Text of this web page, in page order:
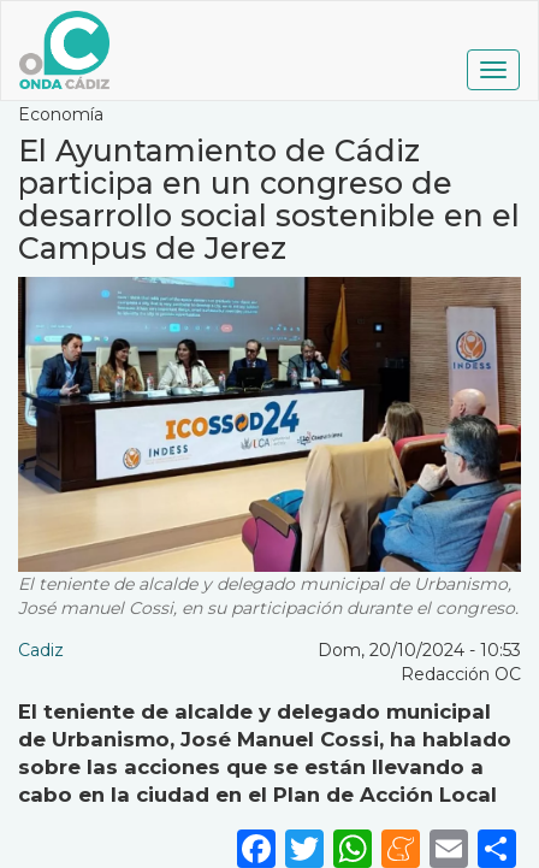
contenido
principal
Economía
El Ayuntamiento de Cádiz
participa en un congreso de
desarrollo social sostenible en el
Campus de Jerez
El teniente de alcalde y delegado municipal de Urbanismo,
José manuel Cossi, en su participación durante el congreso.
Cadiz
Dom, 20/10/2024 - 10:53
Redacción OC
El teniente de alcalde y delegado municipal
de Urbanismo, José Manuel Cossi, ha hablado
sobre las acciones que se están llevando a
cabo en la ciudad en el Plan de Acción Local
Facebook
Twitter